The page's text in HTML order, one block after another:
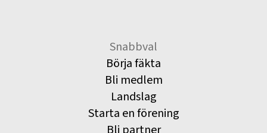
Snabbval
Börja fäkta
Bli medlem
Landslag
Starta en förening